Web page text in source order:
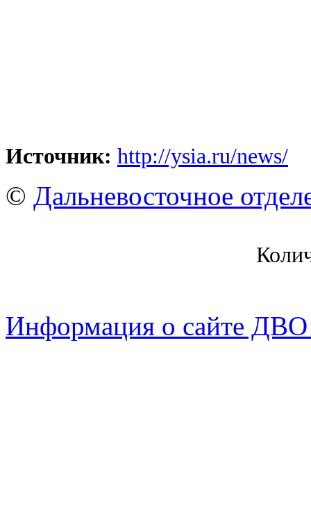
Источник: http://ysia.ru/news/
© Дальневосточное
Информация о сайте